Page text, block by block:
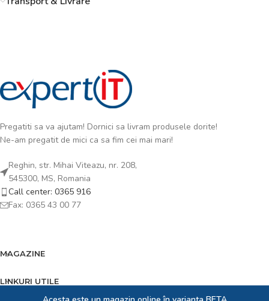
Pregatiti sa va ajutam! Dornici sa livram produsele dorite!
Ne-am pregatit de mici ca sa fim cei mai mari!
Reghin, str. Mihai Viteazu, nr. 208,
545300, MS, Romania
Call center: 0365 916
Fax: 0365 43 00 77
MAGAZINE
LINKURI UTILE